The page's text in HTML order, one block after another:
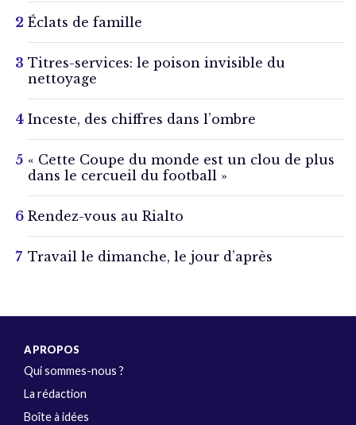
Éclats de famille
Titres-services: le poison invisible du
nettoyage
Inceste, des chiffres dans l’ombre
« Cette Coupe du monde est un clou de plus
dans le cercueil du football »
Rendez-vous au Rialto
Travail le dimanche, le jour d’après
A PROPOS
Qui sommes-nous ?
La rédaction
Boîte à idées